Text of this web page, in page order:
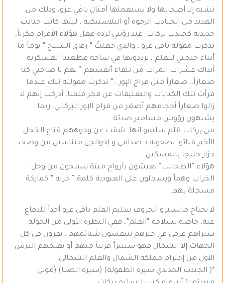
تشبه إلا أصحابها ولا يستعملها أمثال باڤي غزو، وذلك من
العديد من الجنادب الرخوة أو البلاستيكية ، ليتها كانت جنادب
حديدية كجندب بركات. عند رؤيتي لردة فعل هؤلاء الأقزام فكرياً،
تذكرت مقولة باڤي غزو ، والذي جعلتُ ” رفاق السلاح ” يوماً ما
أثناء خدمتي للعلم ، يرددونها في ساحة قطعتنا العسكرية
آنذاك عشرات المرات من تلقاء أنفسهم ” نعم يا صاحبي كنا
صغاراً.. صغاراً مثل فراخ الإوز ..” تذكرت مقولته تلك عندما
قرأت تلك الكتابات والتعليقات عن فخر قلمنا، أدركت إنهم لا
زالوا صغاراً أحجامهم أصغر من فراخ الإوز البركاتي، ربما
يشبهون رؤوس مسامير صدئة.
من بركات قلم سليمو إنها شقت عن وجوههم قناع الخجل
الأخير فباتوا يصفونه بـ صدامي و إخوانجي متناسين من وصف
جزار حلبجا بالمسكين.
هؤلاء “الطحالب” يعيشون بأرواح ميتة ينسجون من وحل
الخراب وهماً ويسجلون على العبودية كلمة ” حرية ” كماركة
مسجلة بهم.
لا يحتاج مايسترو الحروف سليم القلم باڤي غزو أحداً للدفاع
عنه، خاصة بسلاحه “القلم”، ففي النظرة الأولى من الجولة
ستراهم غرقى في حبرهم يتنفسون شتائمهم ، يفرون في كل
الجهات إلا الشمال فهو سيتبرأ قريباً منهم أو يعلمهم الدرس
الأول من إحترام مملكة الشمال والقلم الشمالي.
*( الجندب الحديدي سيرة الطفولة) (سيرة الصبا) (موتى